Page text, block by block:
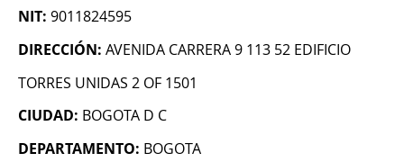
NIT: 9011824595
DIRECCIÓN: AVENIDA CARRERA 9 113 52 EDIFICIO
TORRES UNIDAS 2 OF 1501
CIUDAD: BOGOTA D C
DEPARTAMENTO: BOGOTA